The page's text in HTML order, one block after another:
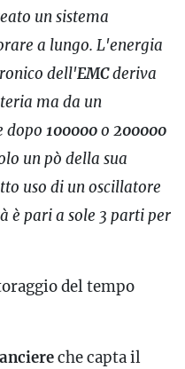
un sistema
a lungo. L'energia
dell'EMCderiva
ma da un
dopo 100000o 200000
un pò della sua
uso di un oscillatore
è pari a sole 3 parti per
del tempo
che capta il